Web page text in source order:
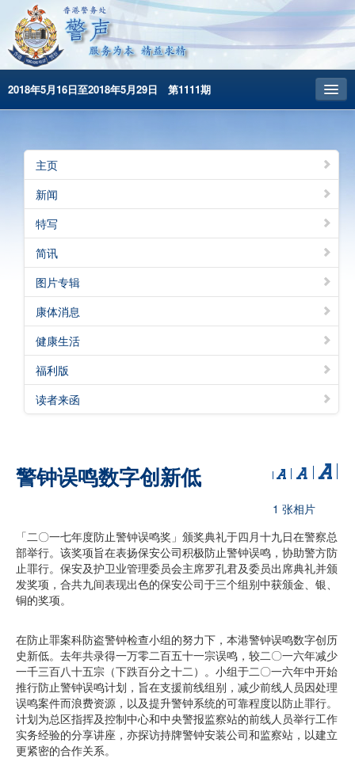
2018年5月16日至2018年5月29日 第1111期
昔日警声
警务处主页
繁體版
English
主页
新闻
特写
简讯
图片专辑
康体消息
健康生活
福利版
读者来函
警钟误鸣数字创新低
1 张相片
「二〇一七年度防止警钟误鸣奖」颁奖典礼于四月十九日在警察总
部举行。该奖项旨在表扬保安公司积极防止警钟误鸣，协助警方防
止罪行。保安及护卫业管理委员会主席罗孔君及委员出席典礼并颁
发奖项，合共九间表现出色的保安公司于三个组别中获颁金、银、
铜的奖项。
在防止罪案科防盗警钟检查小组的努力下，本港警钟误鸣数字创历
史新低。去年共录得一万零二百五十一宗误鸣，较二〇一六年减少
一千三百八十五宗（下跌百分之十二）。小组于二〇一六年中开始
推行防止警钟误鸣计划，旨在支援前线组别，减少前线人员因处理
误鸣案件而浪费资源，以及提升警钟系统的可靠程度以防止罪行。
计划为总区指挥及控制中心和中央警报监察站的前线人员举行工作
实务经验的分享讲座，亦探访持牌警钟安装公司和监察站，以建立
更紧密的合作关系。